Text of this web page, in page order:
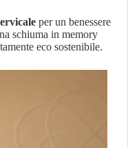
per un benessere
schiuma in memory
eco sostenibile.